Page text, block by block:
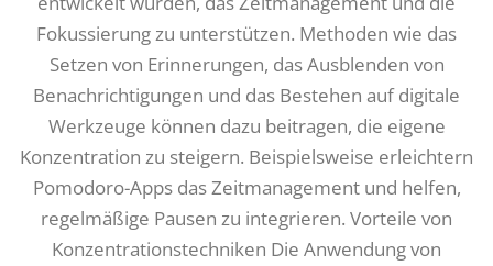
Fokussierung zu unterstützen. Methoden wie das
Setzen von Erinnerungen, das Ausblenden von
Benachrichtigungen und das Bestehen auf digitale
Werkzeuge können dazu beitragen, die eigene
Konzentration zu steigern. Beispielsweise erleichtern
Pomodoro-Apps das Zeitmanagement und helfen,
regelmäßige Pausen zu integrieren. Vorteile von
Konzentrationstechniken Die Anwendung von